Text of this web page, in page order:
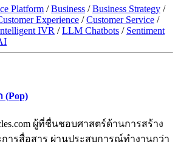
Platform /Business /Business Strategy /
Experience /Customer Service /
IVR /LLM Chatbots / Sentiment
(Pop)
ผู้ที่ชื่นชอบศาสตร์ด้านการสร้าง
ารสื่อสาร ผ่านประสบการณ์ทำงานกว่า